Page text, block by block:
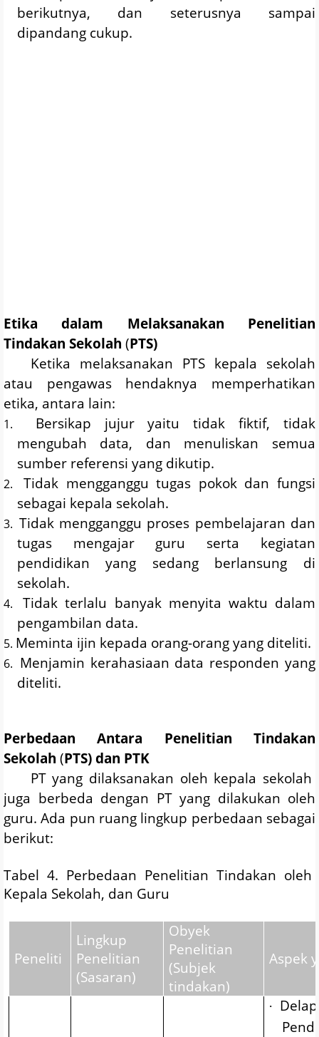
berikutnya, dan seterusnya sampai
dipandang cukup.
Etikadalam Melaksanakan Penelitian
Tindakan Sekolah (PTS)
Ketika melaksanakan PTS kepala sekolah
atau pengawas hendaknya memperhatikan
etika, antara lain:
1.
Bersikap jujur yaitu tidak fiktif, tidak
mengubah data, dan menuliskan semua
sumber referensi yang dikutip.
2.
Tidak mengganggu tugas pokok dan fungsi
sebagai kepala sekolah.
3. Tidak mengganggu proses pembelajaran dan
tugas mengajar guru serta kegiatan
pendidikan yang sedang berlansung di
sekolah.
4.
Tidak terlalu banyak menyita waktu dalam
pengambilan data.
5. Meminta ijin kepada orang-orang yang diteliti.
6. Menjamin kerahasiaan data responden yang
diteliti.
PerbedaanAntara Penelitian Tindakan
Sekolah (PTS) dan PTK
PTyang dilaksanakan oleh kepala sekolah
juga berbeda dengan PT yang dilakukan oleh
guru. Ada pun ruang lingkup perbedaan sebagai
berikut:
Tabel 4. Perbedaan Penelitian Tindakan oleh
Kepala Sekolah, dan Guru
Peneliti
Lingkup
Penelitian
(Sasaran)
Obyek
Penelitian
(Subjek
tindakan)
Aspek
·